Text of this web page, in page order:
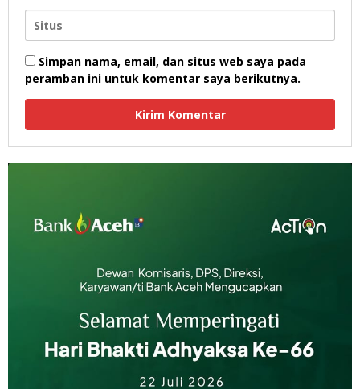
Simpan nama, email, dan situs web saya pada
peramban ini untuk komentar saya berikutnya.